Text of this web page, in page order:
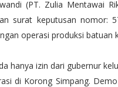
(PT. Zulia Mentawai
surat keputusan nomor:
operasi produksi batuan
hanya izin dari gubernur
di Korong Simpang.